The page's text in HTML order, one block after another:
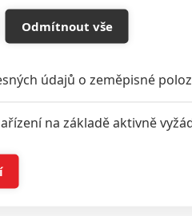
Odmítnout vše
údajů o zeměpisné
na základě aktivně
přístup k informacím v